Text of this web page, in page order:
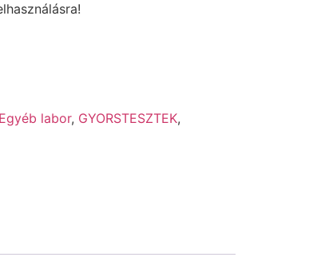
Egyéb labor, GYORSTESZTEK,